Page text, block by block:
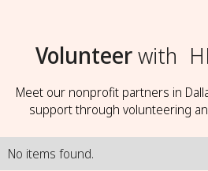
Volunteerwith
Meet our nonprofit partners in
support through volunteering
No items found.